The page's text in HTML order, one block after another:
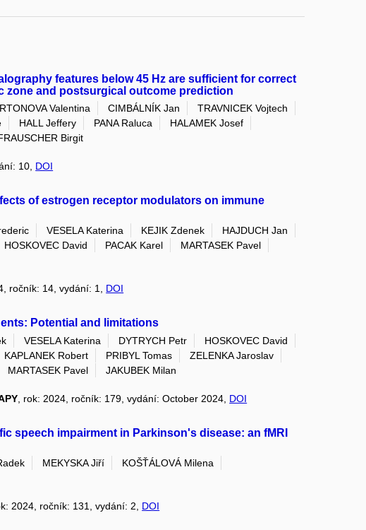
features below 45 Hz are sufficient for correct
zone and postsurgical outcome prediction
Valentina CIMBÁLNÍK Jan
TRAVNICEK Vojtech
HALL Jeffery PANA Raluca
HALAMEK Josef
Birgit
10, DOI
of estrogen receptor modulators on immune
VESELA Katerina KEJIK Zdenek
HAJDUCH Jan
HOSKOVEC David PACAK Karel
MARTASEK Pavel
ročník: 14, vydání: 1, DOI
Potential and limitations
VESELA Katerina DYTRYCH Petr
HOSKOVEC David
KAPLANEK Robert PRIBYL Tomas
ZELENKA Jaroslav
MARTASEK Pavel
JAKUBEK Milan
, rok: 2024, ročník: 179, vydání: October 2024, DOI
speech impairment in Parkinson's disease: an fMRI
MEKYSKA Jiří
KOŠŤÁLOVÁ Milena
2024, ročník: 131, vydání: 2, DOI